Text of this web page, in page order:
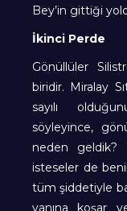
Bey’in gittiği
İkinci Perde
Gönüllüler
biridir. Miralay
sayılı
söyleyince,
neden geldik?
isteseler de
tüm şiddetiyle
yanına koşar